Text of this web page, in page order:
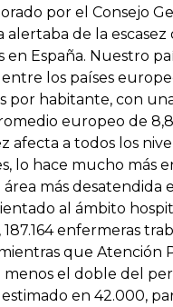
por el Consejo
alertaba de la escasez
en España. Nuestro
los países
por habitante, con
europeo de
afecta a todos los
lo hace mucho más
área más desatendida
al ámbito
enfermeras
que Atención
el doble del
en 42.000,